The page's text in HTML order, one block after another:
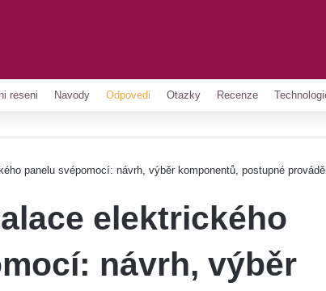
reseni Navody Odpovedi Otazky Recenze
panelu svépomocí: návrh, výběr komponentů, postupné
elektrického
návrh, výběr